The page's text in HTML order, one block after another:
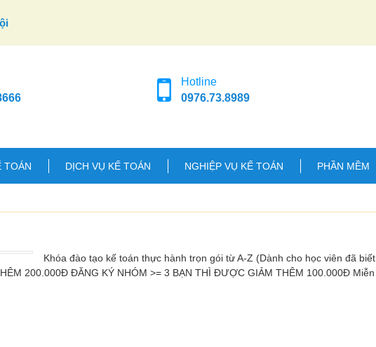
Hotline
0976.73.8989
TOÁN DỊCH VỤ KẾ TOÁN NGHIỆP VỤ KẾ TOÁN PHẦN MỀM
Khóa đào tạo kế toán thực hành trọn gói từ A-Z (Dành cho học viên đã biết
200.000Đ ĐĂNG KÝ NHÓM >= 3 BẠN THÌ ĐƯỢC GIẢM THÊM 100.000Đ Miễn